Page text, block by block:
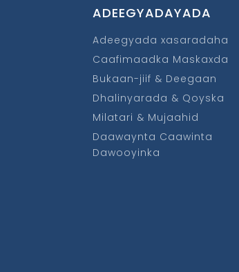
ADEEGYADAYADA
Adeegyada xasaradaha
Caafimaadka Maskaxda
Bukaan-jiif & Deegaan
Dhalinyarada & Qoyska
Milatari & Mujaahid
Daawaynta Caawinta
Dawooyinka